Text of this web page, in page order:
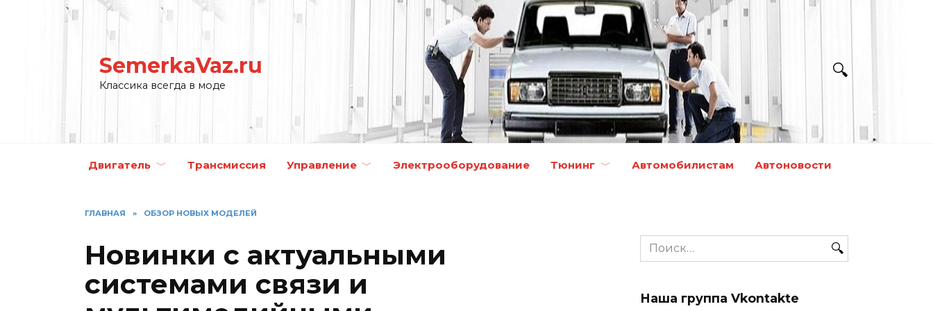
SemerkaVaz.ru
Классика всегда в моде
Двигатель Трансмиссия Управление Электрооборудование Тюнинг Автомобилистам Автоновости
ГЛАВНАЯ » ОБЗОР НОВЫХ МОДЕЛЕЙ
Новинки с актуальными
системами связи и
Search
for:
Наша группа Vkontakte